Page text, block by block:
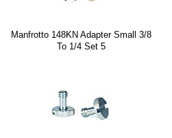
Manfrotto 148KN Adapter Small 3/8
To 1/4 Set 5